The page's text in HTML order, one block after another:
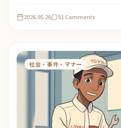
2026.05.26 51 Comments
社会・事件・マナー